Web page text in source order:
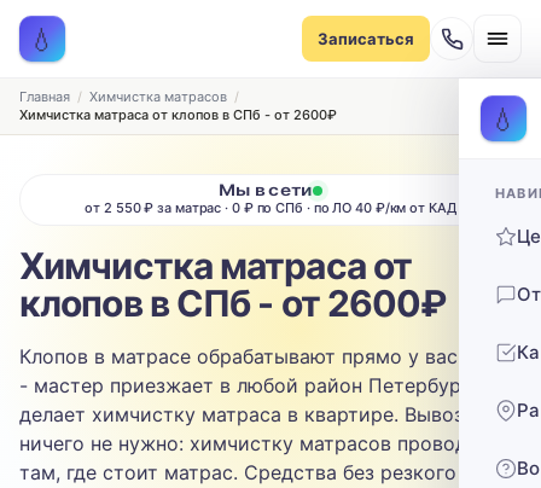
💧 Записаться
Записаться на химчистку
Рассчитаем стоимость и подберём удобное время
ТИП МЕБЕЛИ
ТИП ОБИВКИ
Выберите ткань…
ЗАГРЯЗНЕНИЕ
Выберите загрязнение…
ТЕЛЕФОН
💧
Главная
Химчистка матрасов
Химчистка матраса от клопов в СПб - от 2600₽
Мы в сети
от 2 550 ₽ за матрас · 0 ₽ по СПб · по ЛО 40 ₽/км от КАД
Химчистка матраса от
клопов в СПб - от 2600₽
Клопов в матрасе обрабатывают прямо у вас дома
- мастер приезжает в любой район Петербурга и
делает химчистку матраса в квартире. Вывозить
ничего не нужно: химчистку матрасов проводят
там, где стоит матрас. Средства без резкого